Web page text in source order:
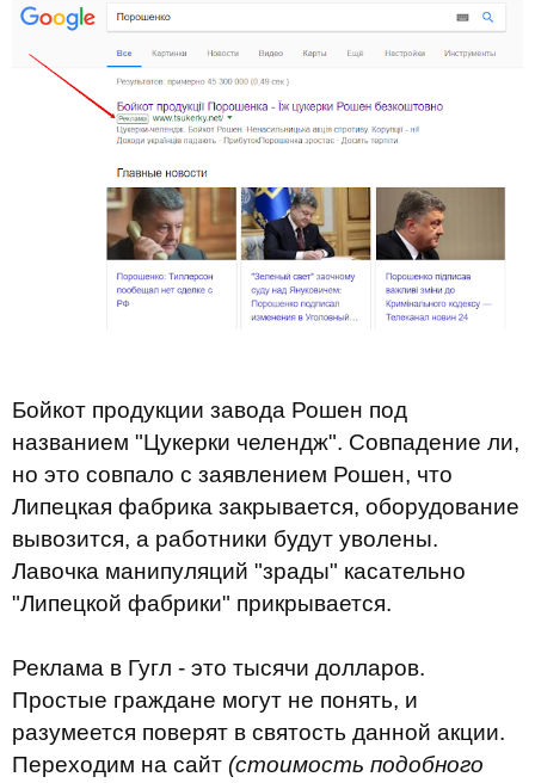
Бойкот продукции завода Рошен под
названием "Цукерки челендж". Совпадение ли,
но это совпало с заявлением Рошен, что
Липецкая фабрика закрывается, оборудование
вывозится, а работники будут уволены.
Лавочка манипуляций "зрады" касательно
"Липецкой фабрики" прикрывается.
Реклама в Гугл - это тысячи долларов.
Простые граждане могут не понять, и
разумеется поверят в святость данной акции.
Переходим на сайт (стоимость подобного